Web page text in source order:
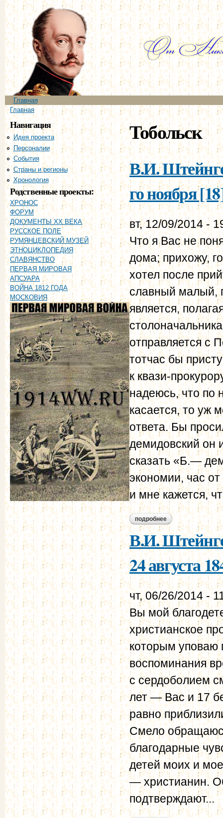
Главное меню
Главная
Вы здесь
Главная
Навигация
Идея проекта
Персоналии
События
Страны и регионы
Хронология
Родственные проекты:
ХРОНОС
ФОРУМ
ДОКУМЕНТЫ XX ВЕКА
РУССКОЕ ПОЛЕ
РУМЯНЦЕВСКИЙ МУЗЕЙ
ЭТНОЦИКЛОПЕДИЯ
СЛАВЯНСТВО
ПЕРВАЯ МИРОВАЯ
АПСУАРА
ВОЙНА 1812 ГОДА
МОСКОВИЯ
Тобольск
В.И.
го ноября
вт, 12/09/2014 -
Что я Вас не
дома; прихожу,
хотел после
славный малый,
является,
отправляется с
тотчас бы
к квази-
надеюсь, что по
касается, то уж
ответа. Бы
демидовский он
сказать «Б.—
экономии, час
и мне кажется,
подробнее о в.и. штейнгейль
В.И.
24 августа
чт, 06/26/2014 -
Вы мой
христианское
которым уповаю
воспоминания
с сердоболием
лет — Вас и 17
равно
Смело
благодарные
детей моих и
— христианин.
подтверждают...